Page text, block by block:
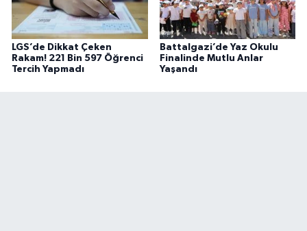
LGS’de Dikkat Çeken
Rakam! 221 Bin 597 Öğrenci
Tercih Yapmadı
Battalgazi’de Yaz Okulu
Finalinde Mutlu Anlar
Yaşandı